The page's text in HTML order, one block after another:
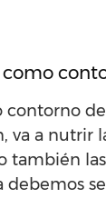
de
va a nutrir
también
debemos